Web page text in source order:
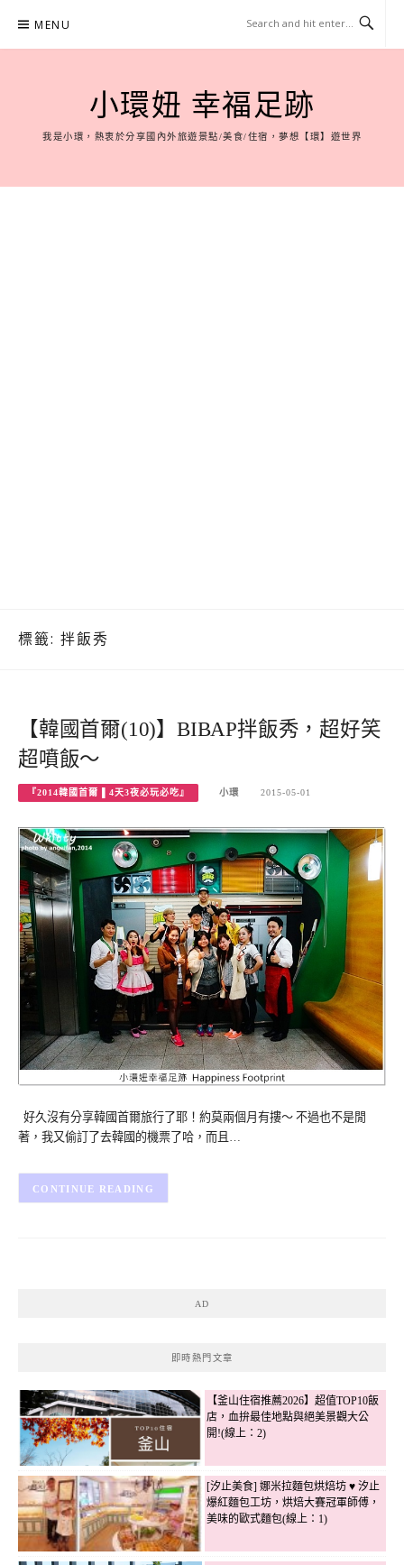
content
MENU
小環妞 幸福足跡
我是小環，熱衷於分享國內外旅遊景點/美食/住宿，夢想【環】遊世界
標籤: 拌飯秀
【韓國首爾(10)】BIBAP拌飯秀，超好笑
超噴飯～
『2014韓國首爾 ▌4天3夜必玩必吃』 小環 2015-05-01
好久沒有分享韓國首爾旅行了耶！約莫兩個月有摟～ 不過也不是閒
著，我又偷訂了去韓國的機票了哈，而且…
CONTINUE READING
AD
即時熱門文章
【釜山住宿推薦2026】超值TOP10飯
店，血拚最佳地點與絕美景觀大公
開!(線上：2)
[汐止美食] 娜米拉麵包烘焙坊 ♥ 汐止
爆紅麵包工坊，烘焙大賽冠軍師傅，
美味的歐式麵包(線上：1)